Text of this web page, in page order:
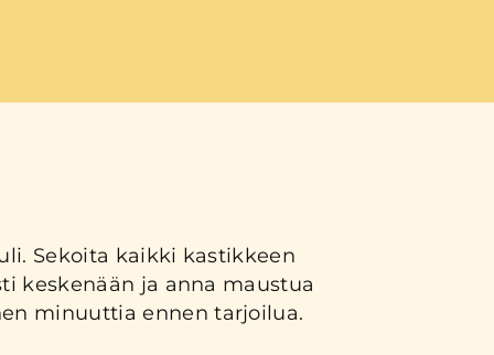
Sekoita kaikki kastikkeen
keskenään ja anna maustua
minuuttia ennen tarjoilua.